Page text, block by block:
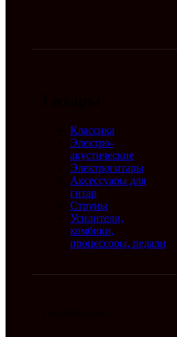
Классика
Электро-
акустические
Электрогитары
Аксессуары для
гитар
Струны
Усилители,
комбики,
процессоры, педали